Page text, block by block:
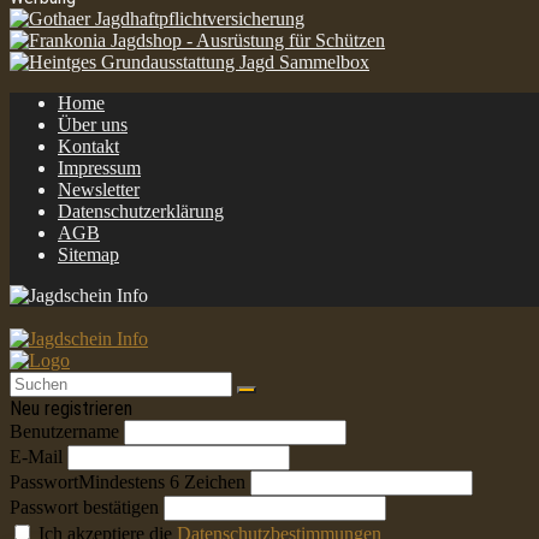
Home
Über uns
Kontakt
Impressum
Newsletter
Datenschutzerklärung
AGB
Sitemap
Neu registrieren
Benutzername
E-Mail
PasswortMindestens 6 Zeichen
Passwort bestätigen
Ich akzeptiere die Datenschutzbestimmungen